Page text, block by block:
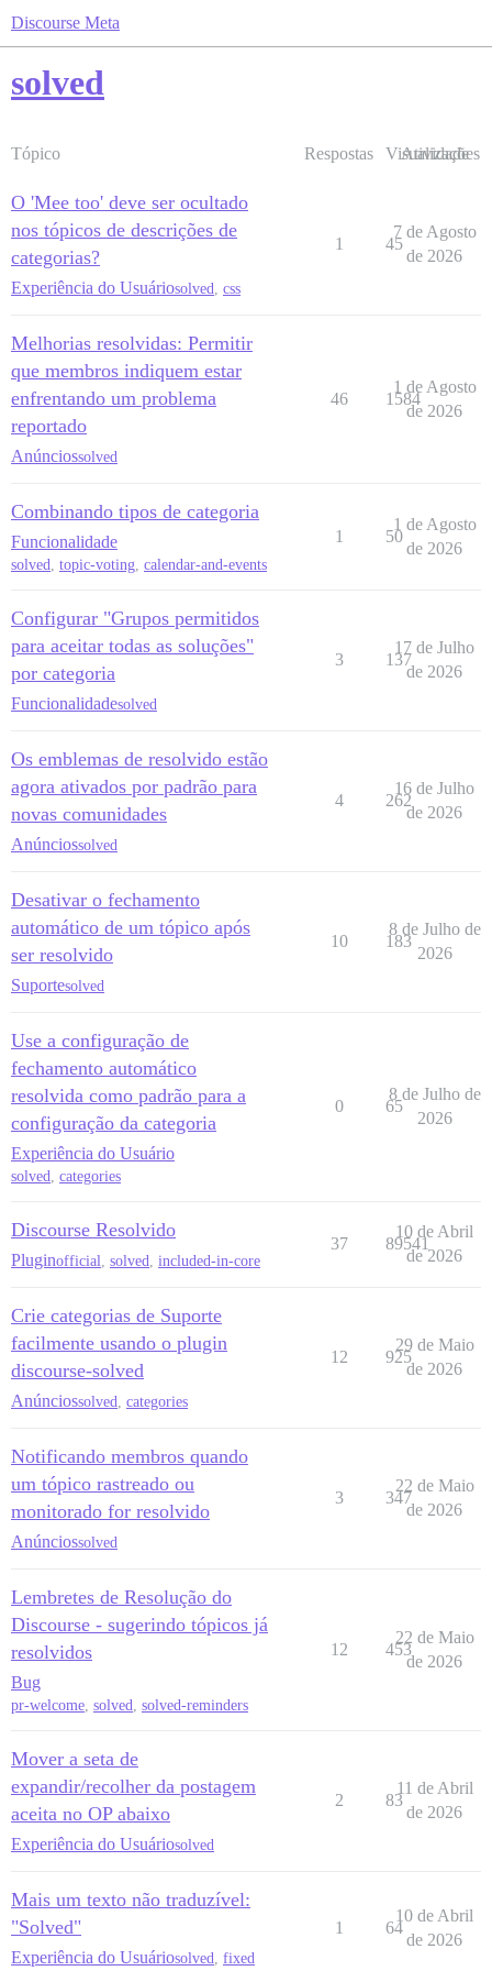
Discourse Meta
solved
Tópico Respostas Visualizações
Atividade
O 'Mee too' deve ser ocultado
nos tópicos de descrições de
categorias?
Experiência do Usuáriosolved css
1 45
7 de Agosto
de 2026
Melhorias resolvidas: Permitir
que membros indiquem estar
enfrentando um problema
reportado
Anúnciossolved
46 1584
1 de Agosto
de 2026
Combinando tipos de categoria
Funcionalidade
solved, topic-voting, calendar-and-events
1 50
1 de Agosto
de 2026
Configurar "Grupos permitidos
para aceitar todas as soluções"
por categoria
Funcionalidadesolved
3 137
17 de Julho
de 2026
Os emblemas de resolvido estão
agora ativados por padrão para
novas comunidades
Anúnciossolved
4 262
16 de Julho
de 2026
Desativar o fechamento
automático de um tópico após
ser resolvido
Suportesolved
10 183
8 de Julho de
2026
Use a configuração de
fechamento automático
resolvida como padrão para a
configuração da categoria
Experiência do Usuário
solved, categories
0 65
8 de Julho de
2026
Discourse Resolvido
Pluginofficial solved included-in-core
37 89541
10 de Abril
de 2026
Crie categorias de Suporte
facilmente usando o plugin
discourse-solved
Anúnciossolved categories
12 925
29 de Maio
de 2026
Notificando membros quando
um tópico rastreado ou
monitorado for resolvido
Anúnciossolved
3 347
22 de Maio
de 2026
Lembretes de Resolução do
Discourse - sugerindo tópicos já
resolvidos
Bug
pr-welcome, solved, solved-reminders
12 453
22 de Maio
de 2026
Mover a seta de
expandir/recolher da postagem
aceita no OP abaixo
Experiência do Usuáriosolved
2 83
11 de Abril
de 2026
Mais um texto não traduzível:
"Solved"
Experiência do Usuáriosolved fixed
1 64
10 de Abril
de 2026